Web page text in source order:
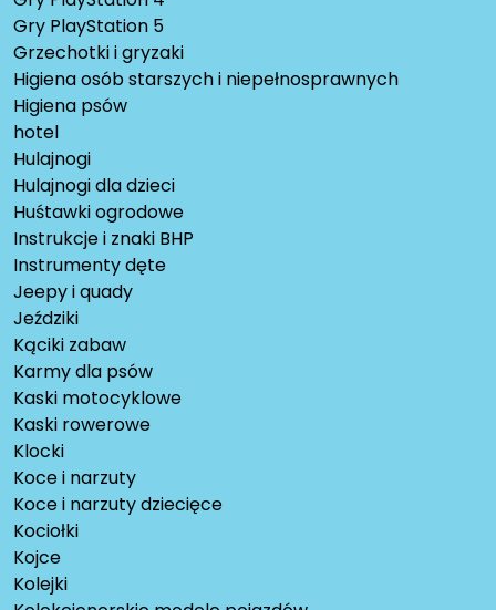
Gry PlayStation 5
Grzechotki i gryzaki
Higiena osób starszych i niepełnosprawnych
Higiena psów
hotel
Hulajnogi
Hulajnogi dla dzieci
Huśtawki ogrodowe
Instrukcje i znaki BHP
Instrumenty dęte
Jeepy i quady
Jeździki
Kąciki zabaw
Karmy dla psów
Kaski motocyklowe
Kaski rowerowe
Klocki
Koce i narzuty
Koce i narzuty dziecięce
Kociołki
Kojce
Kolejki